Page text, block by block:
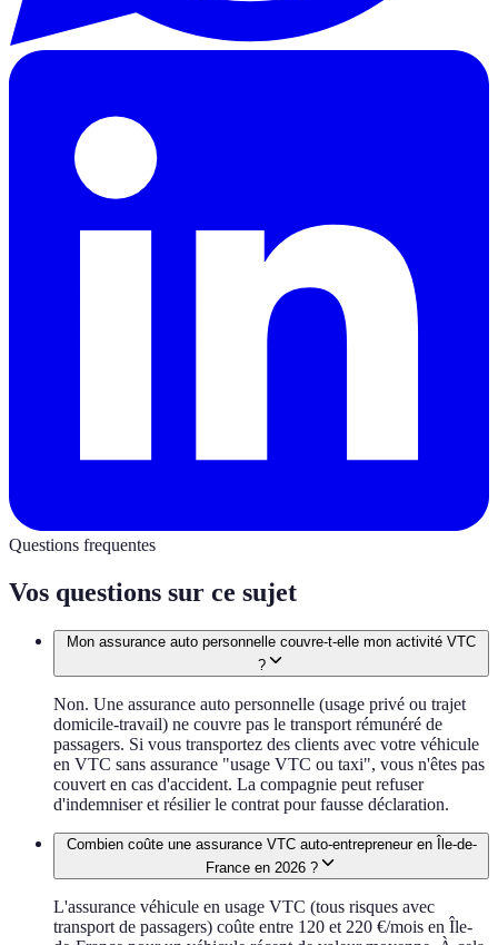
Questions frequentes
Vos questions sur ce sujet
Mon assurance auto personnelle couvre-t-elle mon activité VTC
?
Non. Une assurance auto personnelle (usage privé ou trajet
domicile-travail) ne couvre pas le transport rémunéré de
passagers. Si vous transportez des clients avec votre véhicule
en VTC sans assurance "usage VTC ou taxi", vous n'êtes pas
couvert en cas d'accident. La compagnie peut refuser
d'indemniser et résilier le contrat pour fausse déclaration.
Combien coûte une assurance VTC auto-entrepreneur en Île-de-
France en 2026 ?
L'assurance véhicule en usage VTC (tous risques avec
transport de passagers) coûte entre 120 et 220 €/mois en Île-